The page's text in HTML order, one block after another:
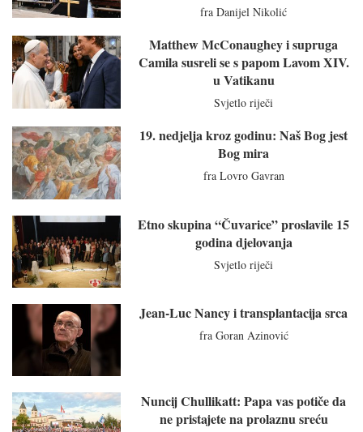
fra Danijel Nikolić
Matthew McConaughey i supruga
Camila susreli se s papom Lavom XIV.
u Vatikanu
Svjetlo riječi
19. nedjelja kroz godinu: Naš Bog jest
Bog mira
fra Lovro Gavran
Etno skupina “Čuvarice” proslavile 15
godina djelovanja
Svjetlo riječi
Jean-Luc Nancy i transplantacija srca
fra Goran Azinović
Nuncij Chullikatt: Papa vas potiče da
ne pristajete na prolaznu sreću